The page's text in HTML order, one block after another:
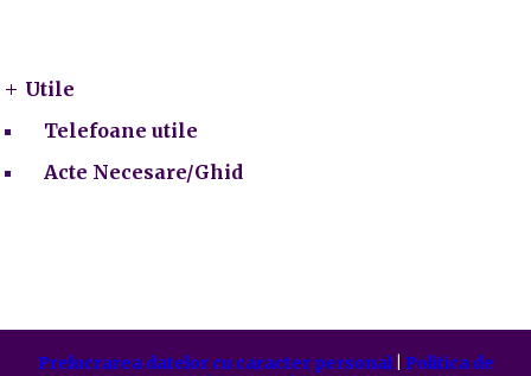
Utile
Telefoane utile
Acte Necesare/Ghid
Prelucrarea datelor cu caracter personal| Politica de